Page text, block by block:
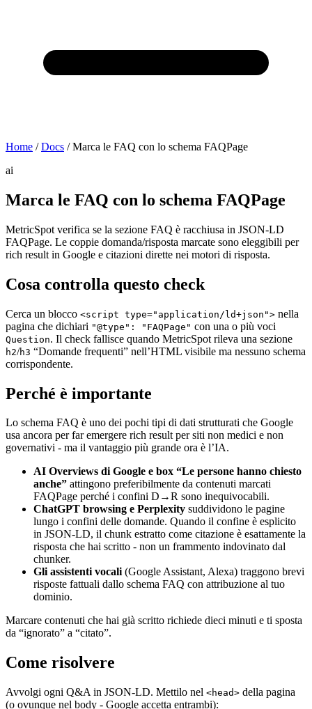
Home / Docs / Marca le FAQ con lo schema FAQPage
ai
Marca le FAQ con lo schema FAQPage
MetricSpot verifica se la sezione FAQ è racchiusa in JSON-LD
FAQPage. Le coppie domanda/risposta marcate sono eleggibili per
rich result in Google e citazioni dirette nei motori di risposta.
Cosa controlla questo check
Cerca un blocco <script type="application/ld+json"> nella
pagina che dichiari "@type": "FAQPage" con una o più voci
Question. Il check fallisce quando MetricSpot rileva una sezione
h2/h3 “Domande frequenti” nell’HTML visibile ma nessuno schema
corrispondente.
Perché è importante
Lo schema FAQ è uno dei pochi tipi di dati strutturati che Google
usa ancora per far emergere rich result per siti non medici e non
governativi - ma il vantaggio più grande ora è l’IA.
AI Overviews di Google e box “Le persone hanno chiesto
anche” attingono preferibilmente da contenuti marcati
FAQPage perché i confini D→R sono inequivocabili.
ChatGPT browsing e Perplexity suddividono le pagine
lungo i confini delle domande. Quando il confine è esplicito
in JSON-LD, il chunk estratto come citazione è esattamente la
risposta che hai scritto - non un frammento indovinato dal
chunker.
Gli assistenti vocali(Google Assistant, Alexa) traggono brevi
risposte fattuali dallo schema FAQ con attribuzione al tuo
dominio.
Marcare contenuti che hai già scritto richiede dieci minuti e ti sposta
da “ignorato” a “citato”.
Come risolvere
Avvolgi ogni Q&A in JSON-LD. Mettilo nel <head> della pagina
(o ovunque nel body - Google accetta entrambi):